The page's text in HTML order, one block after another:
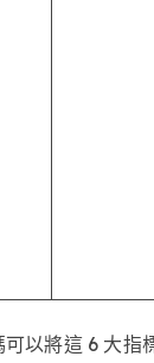
可以將這 6 大